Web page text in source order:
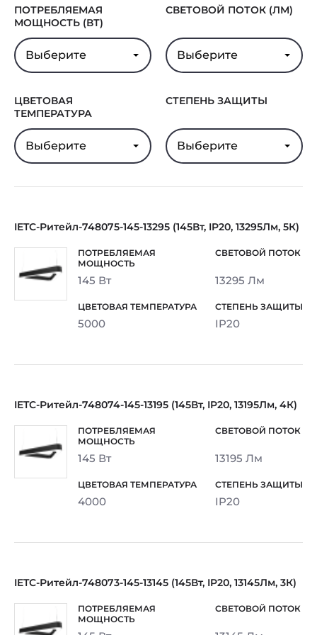
ПОТРЕБЛЯЕМАЯ
МОЩНОСТЬ (ВТ)
Выберите
СВЕТОВОЙ ПОТОК (ЛМ)
Выберите
ЦВЕТОВАЯ
ТЕМПЕРАТУРА
Выберите
СТЕПЕНЬ ЗАЩИТЫ
Выберите
IETC-Ритейл-748075-145-13295 (145Вт, IP20, 13295Лм, 5К)
145 Вт 13295 Лм
5000 IP20
IETC-Ритейл-748074-145-13195 (145Вт, IP20, 13195Лм, 4К)
145 Вт 13195 Лм
4000 IP20
IETC-Ритейл-748073-145-13145 (145Вт, IP20, 13145Лм, 3К)